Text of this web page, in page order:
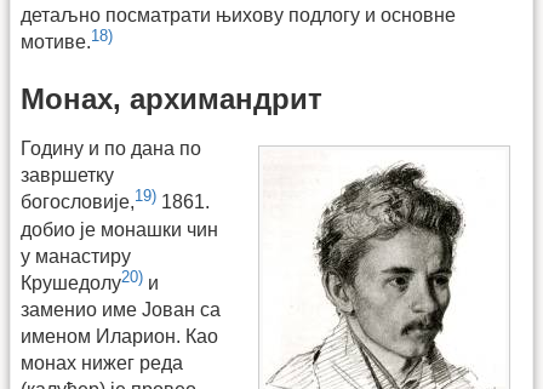
детаљно посматрати њихову подлогу и основне
мотиве.18)
Монах, архимандрит
Годину и по дана по
завршетку
богословије,19) 1861.
добио је монашки чин
у манастиру
Крушедолу20) и
заменио име Јован са
именом Иларион. Као
монах нижег реда